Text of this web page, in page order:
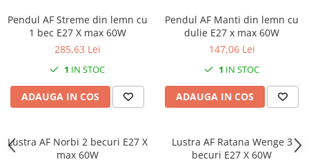
Pendul AF Streme din lemn cu
1 bec E27 X max 60W
285,63 Lei
1 IN STOC
ADAUGA IN COS
Pendul AF Manti din lemn cu
dulie E27 x max 60W
147,06 Lei
1 IN STOC
ADAUGA IN COS
Lustra AF Norbi 2 becuri E27 X
max 60W
Lustra AF Ratana Wenge 3
becuri E27 X 60W